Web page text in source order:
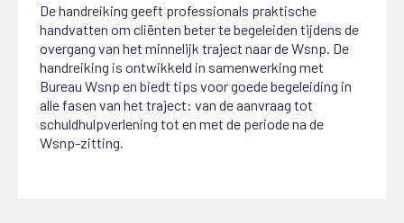
20 oktober 2022
De handreiking geeft professionals praktische
handvatten om cliënten beter te begeleiden tijdens de
overgang van het minnelijk traject naar de Wsnp. De
handreiking is ontwikkeld in samenwerking met
Bureau Wsnp en biedt tips voor goede begeleiding in
alle fasen van het traject: van de aanvraag tot
schuldhulpverlening tot en met de periode na de
Wsnp-zitting.